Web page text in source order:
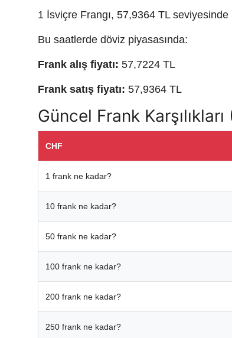
1 İsviçre Frangı, 57,9364 TL seviyesinde
Bu saatlerde döviz piyasasında:
Frank alış fiyatı: 57,7224 TL
Frank satış fiyatı: 57,9364 TL
Güncel Frank
CHF
1 frank ne kadar?
10 frank ne kadar?
50 frank ne kadar?
100 frank ne kadar?
200 frank ne kadar?
250 frank ne kadar?